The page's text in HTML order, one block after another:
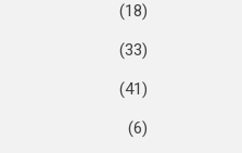
(18)
(33)
(41)
(6)